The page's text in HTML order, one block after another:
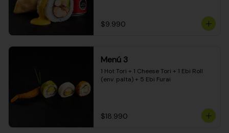
$9.990
Menú 3
1 Hot Tori + 1 Cheese Tori + 1 Ebi Roll
(env. palta) + 5 Ebi Furai
$18.990